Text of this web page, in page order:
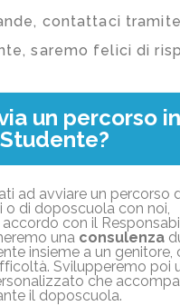
contattaci
saremo felici di
un percorso in
ad avviare un percorso
o di doposcuola con noi,
con il
una consulenza
insieme a un genitore,
Svilupperemo poi
che
il doposcuola.